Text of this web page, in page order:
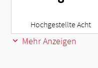
Hochgestellte Acht
Mehr Anzeigen